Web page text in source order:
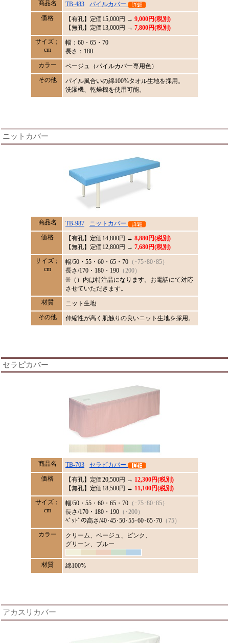
商品名 TB-483
パイルカバー
価格
【有孔】定価 15,000円 → 9,000円(税別)
【無孔】定価13,000円 → 7,800円(税別)
サイズ；
cm
幅：60・65・70
長さ：180
カラー
ベージュ（パイルカバー専用色）
その他
パイル風合いの綿100%タオル生地を採用。
洗濯機、乾燥機を使用可能。
ニットカバー
商品名 TB-987
ニットカバー
価格
【有孔】定価 14,800円 → 8,880円(税別)
【無孔】定価12,800円 → 7,680円(税別)
サイズ；
cm
幅/50・55・60・65・70 （･75･80･85）
長さ/170・180・190 （200）
※（）内は特注品になります。お電話にて対応
させていただきます。
材質
ニット生地
その他
伸縮性が高く肌触りの良いニット生地を採用。
セラピカバー
商品名 TB-703
セラピカバー
価格
【有孔】定価20,500円 → 12,300円(税別)
【無孔】定価18,500円 → 11,100円(税別)
サイズ；
cm
幅/50・55・60・65・70 （･75･80･85）
長さ/170・180・190 （･200）
ﾍﾞｯﾄﾞの高さ/40･45･50･55･60･65･70 （75）
カラー
クリーム、ベージュ、ピンク、
グリーン、ブルー
材質 綿100%
アカスリカバー